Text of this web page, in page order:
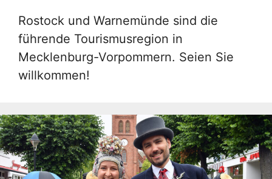
Rostock und Warnemünde sind die
führende Tourismusregion in
Mecklenburg-Vorpommern. Seien Sie
willkommen!